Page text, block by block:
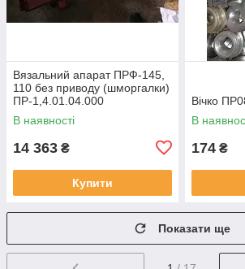
Вязальний апарат ПРФ-145,
110 без приводу (шморгалки)
ПР-1,4.01.04.000
В наявності
14 363 ₴
Купити
Вічко
В
174 ₴
Показати ще